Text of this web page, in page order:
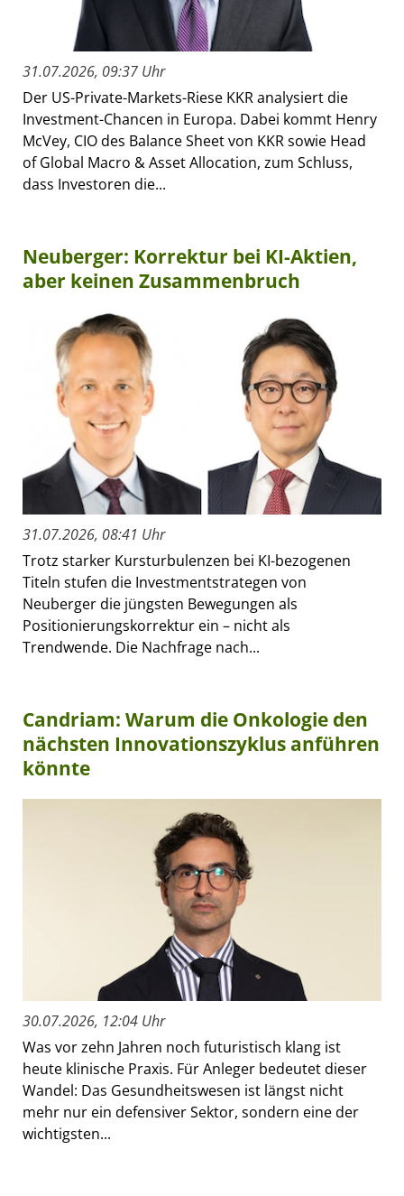
31.07.2026, 09:37 Uhr
Der US-Private-Markets-Riese KKR analysiert die
Investment-Chancen in Europa. Dabei kommt Henry
McVey, CIO des Balance Sheet von KKR sowie Head
of Global Macro & Asset Allocation, zum Schluss,
dass Investoren die...
Neuberger: Korrektur bei KI-Aktien,
aber keinen Zusammenbruch
31.07.2026, 08:41 Uhr
Trotz starker Kursturbulenzen bei KI-bezogenen
Titeln stufen die Investmentstrategen von
Neuberger die jüngsten Bewegungen als
Positionierungskorrektur ein – nicht als
Trendwende. Die Nachfrage nach...
Candriam: Warum die Onkologie den
nächsten Innovationszyklus anführen
könnte
30.07.2026, 12:04 Uhr
Was vor zehn Jahren noch futuristisch klang ist
heute klinische Praxis. Für Anleger bedeutet dieser
Wandel: Das Gesundheitswesen ist längst nicht
mehr nur ein defensiver Sektor, sondern eine der
wichtigsten...